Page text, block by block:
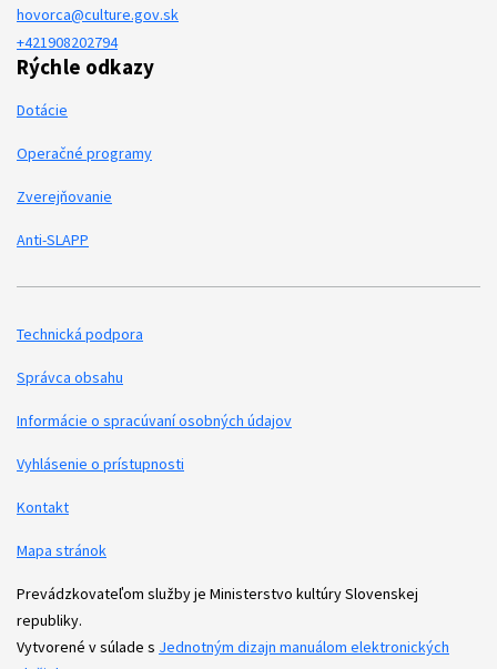
hovorca@culture.gov.sk
+421908202794
Rýchle odkazy
Dotácie
Operačné programy
Zverejňovanie
Anti-SLAPP
Podporné odkazy
Technická podpora
Správca obsahu
Informácie o spracúvaní osobných údajov
Vyhlásenie o prístupnosti
Kontakt
Mapa stránok
Prevádzkovateľom služby je Ministerstvo kultúry Slovenskej
republiky.
Vytvorené v súlade s Jednotným dizajn manuálom elektronických